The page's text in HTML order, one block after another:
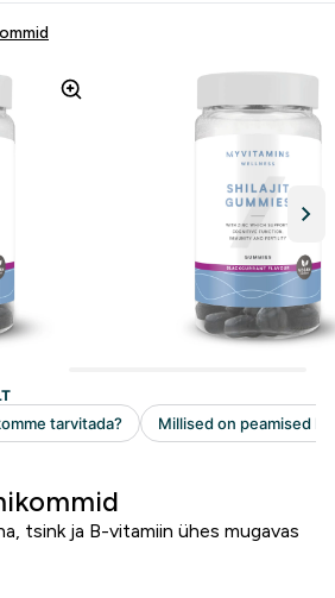
tsink ja B-vitamiin ühes mugavas